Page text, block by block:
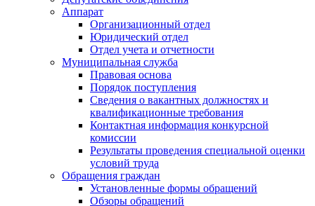
Аппарат
Организационный отдел
Юридический отдел
Отдел учета и отчетности
Муниципальная служба
Правовая основа
Порядок поступления
Сведения о вакантных должностях и
квалификационные требования
Контактная информация конкурсной
комиссии
Результаты проведения специальной оценки
условий труда
Обращения граждан
Установленные формы обращений
Обзоры обращений